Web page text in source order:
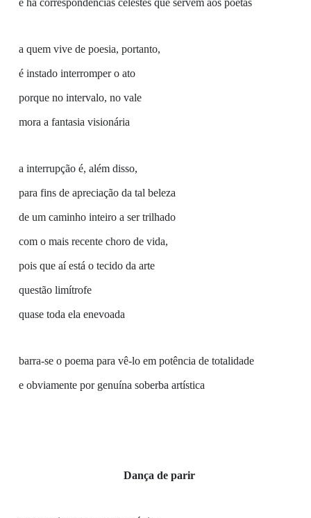
e há correspondências celestes que servem aos poetas
a quem vive de poesia, portanto,
é instado interromper o ato
porque no intervalo, no vale
mora a fantasia visionária
a interrupção é, além disso,
para fins de apreciação da tal beleza
de um caminho inteiro a ser trilhado
com o mais recente choro de vida,
pois que aí está o tecido da arte
questão limítrofe
quase toda ela enevoada
barra-se o poema para vê-lo em potência de totalidade
e obviamente por genuína soberba artística
Dança de parir